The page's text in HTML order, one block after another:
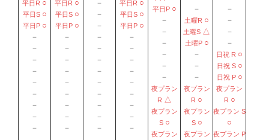
平日R ○
平日S ○
平日P ○
－
－
－
－
－
－
－
－
－
平日R ○
平日S ○
平日P ○
－
－
－
－
－
－
－
－
－
－
－
－
－
－
－
－
－
－
－
－
－
平日R ○
平日S ○
平日P ○
－
－
－
－
－
－
－
－
－
平日P ○
－
－
－
－
－
－
夜プラン
R △
夜プラン
S ○
夜プラン
－
土曜R ○
土曜S △
土曜P ○
－
－
－
夜プラン
R ○
夜プラン
S ○
夜プラン
－
－
－
－
日祝 R ○
日祝 S ○
日祝 P ○
夜プラン
R ○
夜プラン S
○
夜プラン P